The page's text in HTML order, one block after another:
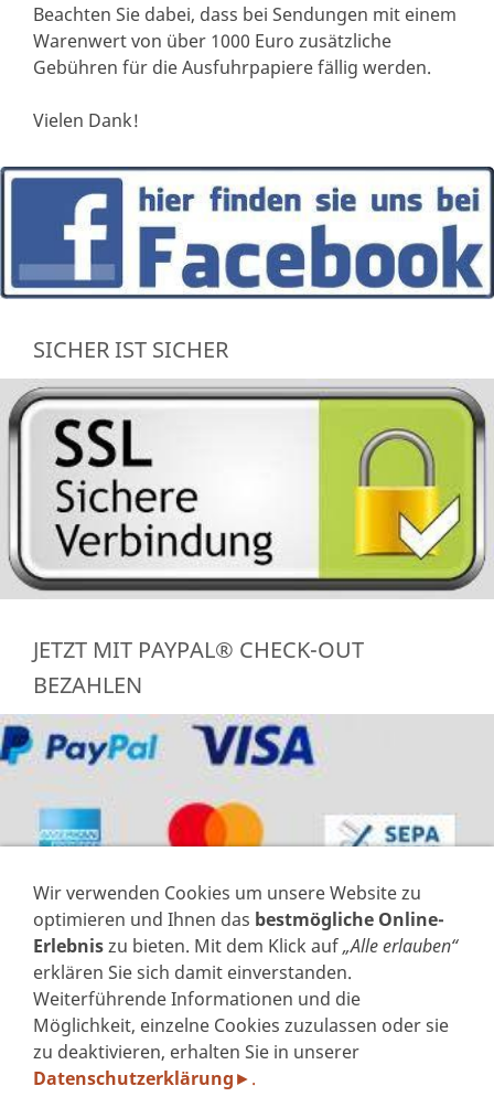
Beachten Sie dabei, dass bei Sendungen mit einem
Warenwert von über 1000 Euro zusätzliche
Gebühren für die Ausfuhrpapiere fällig werden.
Vielen Dank!
SICHER IST SICHER
JETZT MIT PAYPAL® CHECK-OUT
BEZAHLEN
VERTRAG WIDERRUFEN
IMPRESSUM
DATENSCHUTZERKLÄRUNG GEM. DSGVO
Wir verwenden Cookies um unsere Website zu
optimieren und Ihnen das bestmögliche Online-
Erlebniszu bieten. Mit dem Klick auf„Alle erlauben“
erklären Sie sich damit einverstanden.
Weiterführende Informationen und die
Möglichkeit, einzelne Cookies zuzulassen oder sie
zu deaktivieren, erhalten Sie in unserer
Datenschutzerklärung ► .